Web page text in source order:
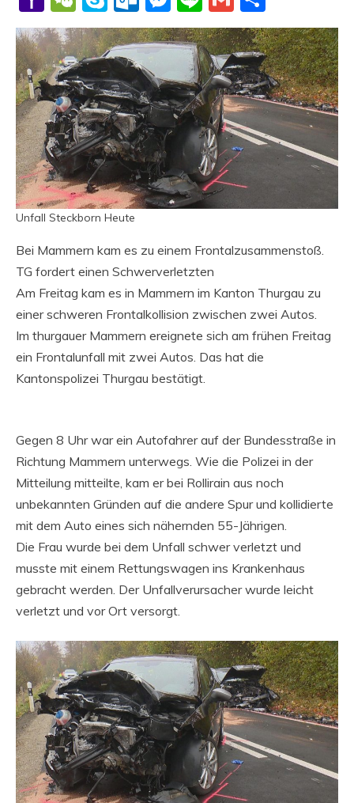
Mail
Unfall Steckborn Heute
Bei Mammern kam es zu einem Frontalzusammenstoß.
TG fordert einen Schwerverletzten
Am Freitag kam es in Mammern im Kanton Thurgau zu
einer schweren Frontalkollision zwischen zwei Autos.
Im thurgauer Mammern ereignete sich am frühen Freitag
ein Frontalunfall mit zwei Autos. Das hat die
Kantonspolizei Thurgau bestätigt.
Gegen 8 Uhr war ein Autofahrer auf der Bundesstraße in
Richtung Mammern unterwegs. Wie die Polizei in der
Mitteilung mitteilte, kam er bei Rollirain aus noch
unbekannten Gründen auf die andere Spur und kollidierte
mit dem Auto eines sich nähernden 55-Jährigen.
Die Frau wurde bei dem Unfall schwer verletzt und
musste mit einem Rettungswagen ins Krankenhaus
gebracht werden. Der Unfallverursacher wurde leicht
verletzt und vor Ort versorgt.